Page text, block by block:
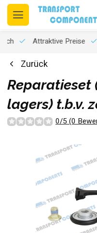
Attraktive Preise
Zurück
Reparatieset
lagers) t.b.v.
0/5 (0